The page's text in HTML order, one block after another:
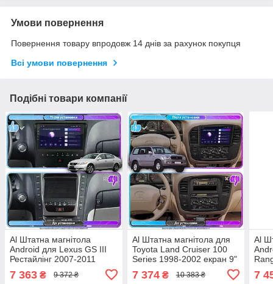
Умови повернення
Повернення товару впродовж 14 днів за рахунок покупця
Всі умови повернення
Подібні товари компанії
Al Штатна магнітола
Android для Lexus GS III
Рестайлінг 2007-2011
екран 9" 2/32Gb Wi-Fi GPS
Base
7 363 ₴ 9 372 ₴
Al Штатна магнітола для
Toyota Land Cruiser 100
Series 1998-2002 екран 9"
Android
7 374₴ 10 383 ₴
Al
Fi
7